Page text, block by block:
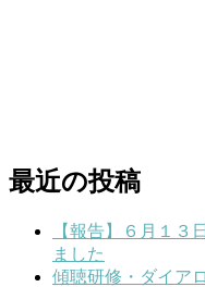
最近の投稿
【報告】６月１
ました
傾聴研修・ダイア